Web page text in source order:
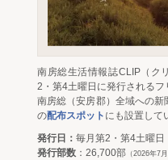
南房総生活情報誌CLIP（ク
2・第4土曜日に発行されるフ
南房総（安房郡）全域への新
の配布スポット にも設置して
発行日： 毎月第2・第4土曜日
発行部数 ：26,700部 （2026年7